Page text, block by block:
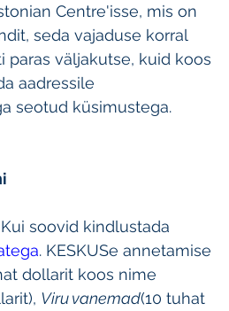
Centre'isse, mis on
seda vajaduse korral
paras väljakutse, kuid koos
aadressile
seotud küsimustega.
soovid kindlustada
. KESKUSe annetamise
dollarit koos nime
Viru vanemad(10 tuhat